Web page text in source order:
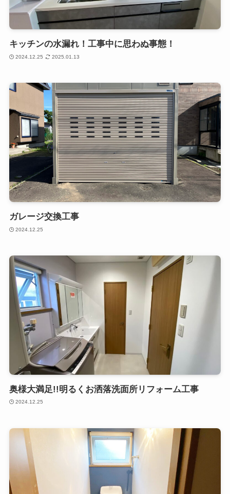
キッチンの水漏れ！工事中に思わぬ事態！
2024.12.25 2025.01.13
ガレージ交換工事
2024.12.25
奥様大満足!!明るくお洒落洗面所リフォーム工事
2024.12.25